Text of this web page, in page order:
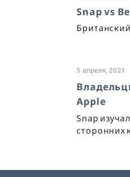
Snap vs
5 апреля, 2021
Apple
Snap
сторонних